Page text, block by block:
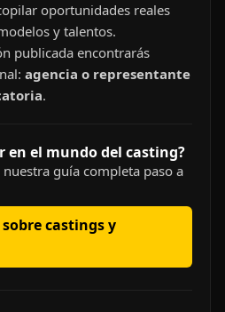
oportunidades reales
y talentos.
publicada encontrarás
agencia o representante
.
en el mundo del casting?
guía completa paso a
castings y